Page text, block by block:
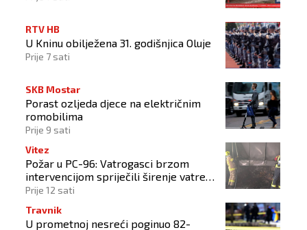
RTV HB
U Kninu obilježena 31. godišnjica Oluje
Prije 7 sati
SKB Mostar
Porast ozljeda djece na električnim
romobilima
Prije 9 sati
Vitez
Požar u PC-96: Vatrogasci brzom
intervencijom spriječili širenje vatre
na okolne objekte
Prije 12 sati
Travnik
U prometnoj nesreći poginuo 82-